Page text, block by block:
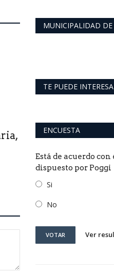
MUNICIPALIDAD DE
TE PUEDE
ENCUESTA
Está de acuerdo
dispuesto por Poggi
Si
No
VOTAR Ver